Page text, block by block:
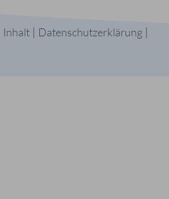
Inhalt| Datenschutzerklärung|